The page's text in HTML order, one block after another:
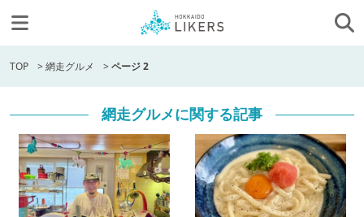
TOP >網走グルメ >ページ 2
網走グルメに関する記事